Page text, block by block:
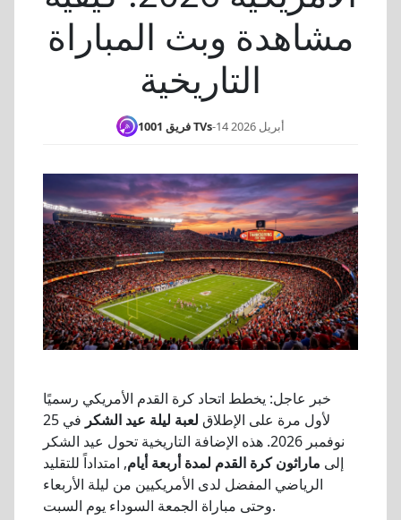
مشاهدة وبث المباراة
التاريخية
فريق 1001 TVs- 14 أبريل 2026
خبر عاجل: يخطط اتحاد كرة القدم الأمريكي رسميًا
لأول مرة على الإطلاق لعبة ليلة عيد الشكر
في 25
نوفمبر 2026. هذه الإضافة التاريخية تحول عيد الشكر
إلى ماراثون كرة القدم لمدة أربعة أيام, امتداداً للتقليد
الرياضي المفضل لدى الأمريكيين من ليلة الأربعاء
وحتى مباراة الجمعة السوداء يوم السبت.